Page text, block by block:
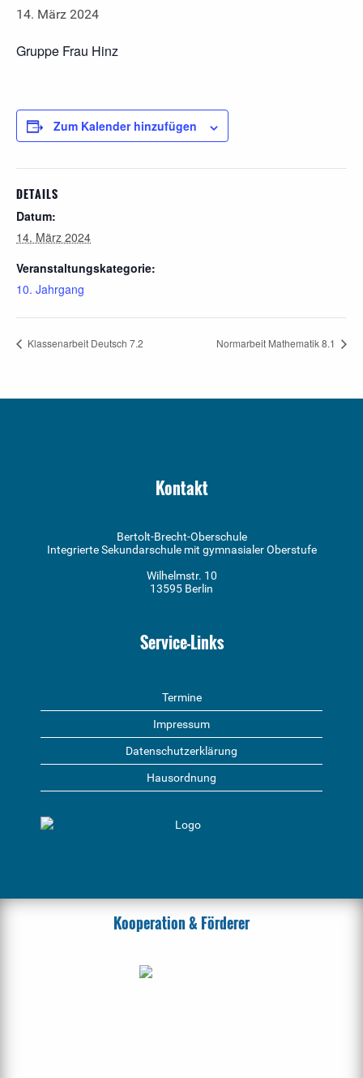
14. März 2024
Gruppe Frau Hinz
Zum Kalender hinzufügen
DETAILS
Datum:
14. März 2024
Veranstaltungskategorie:
10. Jahrgang
Klassenarbeit Deutsch 7.2 Normarbeit Mathematik 8.1
Kontakt
Bertolt-Brecht-Oberschule
Integrierte Sekundarschule mit gymnasialer Oberstufe
Wilhelmstr. 10
13595 Berlin
Service-Links
Termine
Impressum
Datenschutzerklärung
Hausordnung
Kooperation & Förderer